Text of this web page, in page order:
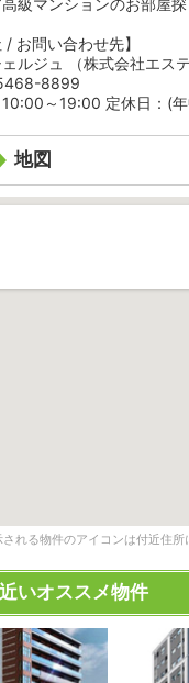
/ お問い合わせ先】
ルジュ （株式会社エステ
8899
～19:00 定休日：(
地図
れる物件のアイコンは付近住
いオススメ物件